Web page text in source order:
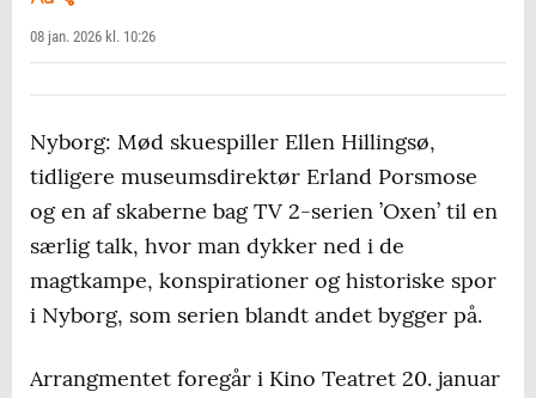
08 jan. 2026 kl. 10:26
Nyborg: Mød skuespiller Ellen Hillingsø,
tidligere museumsdirektør Erland Porsmose
og en af skaberne bag TV 2-serien ’Oxen’ til en
særlig talk, hvor man dykker ned i de
magtkampe, konspirationer og historiske spor
i Nyborg, som serien blandt andet bygger på.
Arrangmentet foregår i Kino Teatret 20. januar